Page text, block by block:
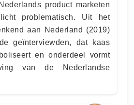
product marketen
problematisch. Uit het
aan Nederland (2019)
geïnterviewden, dat kaas
en onderdeel vormt
van de Nederlandse